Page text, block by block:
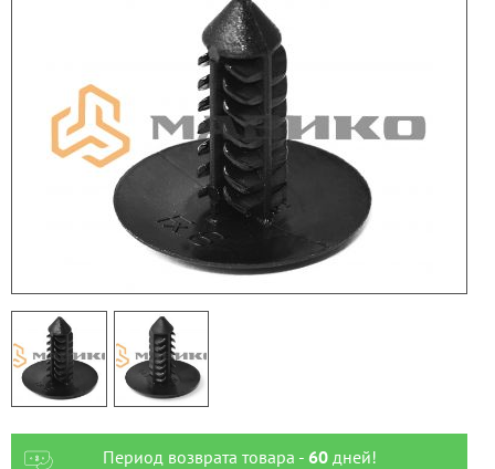
Период возврата товара - 60дней!